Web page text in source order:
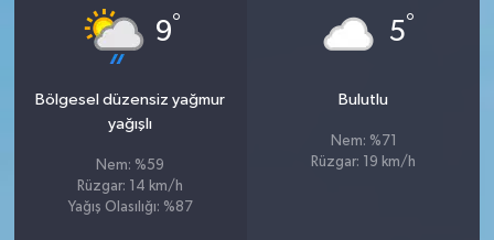
9°
Bölgesel düzensiz yağmur
yağışlı
Nem: %59
Rüzgar: 14 km/h
Yağış Olasılığı: %87
5°
Bulutlu
Nem: %71
Rüzgar: 19 km/h